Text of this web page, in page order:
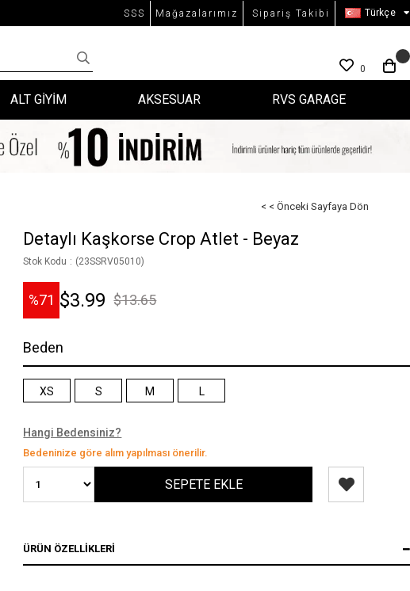
SSS Mağazalarımız Sipariş Takibi Türkçe
0
ALT GİYİM AKSESUAR RVS GARAGE
< < Önceki Sayfaya Dön
Detaylı Kaşkorse Crop Atlet - Beyaz
Stok Kodu (23SSRV05010)
71 $13.65
$3.99
Beden
XS S M L
Hangi Bedensiniz?
Bedeninize göre alım yapılması önerilir.
ÜRÜN ÖZELLIKLERI